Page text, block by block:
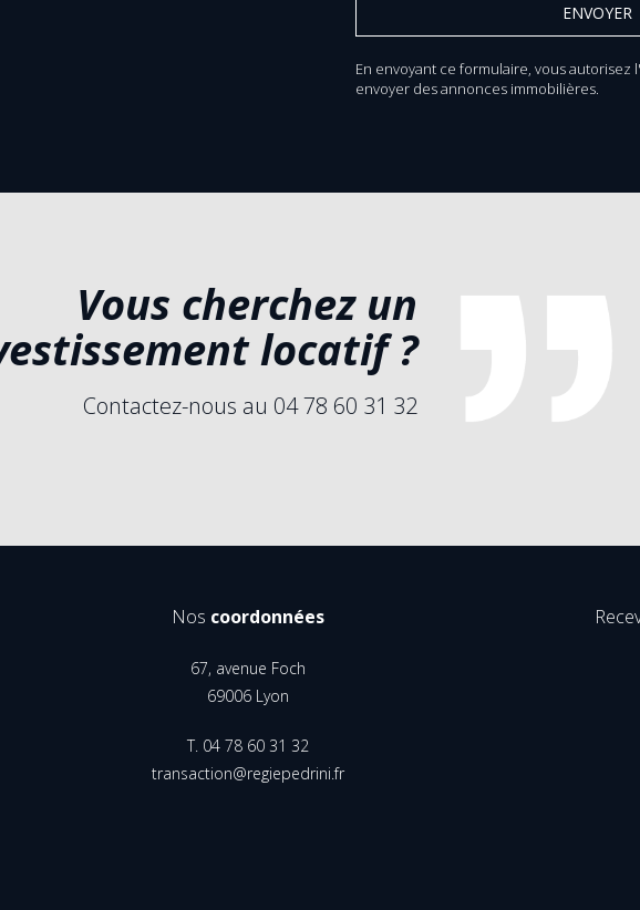
En envoyant ce formulaire, vous autorisez
envoyer des annonces immobilières.
Vous cherchez un
locatif ?
Contactez-nous au 04 78 60 31 32
Nos coordonnées
67, avenue Foch
69006 Lyon
T. 04 78 60 31 32
transaction@regiepedrini.fr